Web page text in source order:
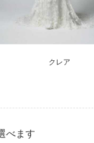
クレア
べます